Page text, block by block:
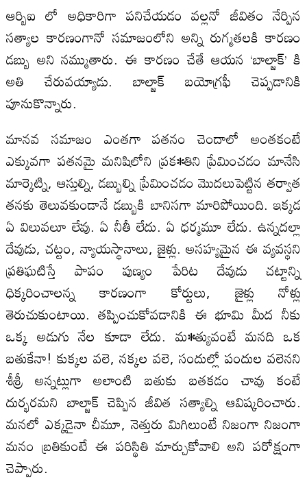
ఆర్బిఐ లో అధికారిగా పనిచేయడం వల్లనో జీవితం నేర్పిన
సత్యాల కారణంగానో సమాజంలోని అన్ని రుగ్మతలకి కారణం
డబ్బు అని నమ్ముతారు. ఈ కారణం చేతే ఆయన ‘బాల్జాక్’ కి
అతి చేరువయ్యాడు. బాల్జాక్ బయోగ్రఫీ చెప్పడానికి
పూనుకొన్నారు.
మానవ సమాజం ఎంతగా పతనం చెందాలో అంతకంటే
ఎక్కువగా పతనమై మనిషిలోని ప్రక•తిని ప్రేమించడం మానేసి
మార్కెట్ని, ఆస్తుల్ని, డబ్బుల్ని ప్రేమించడం మొదలుపెట్టిన తర్వాత
తనకు తెలువకుండానే డబ్బుకి బానిసగా మారిపోయింది. ఇక్కడ
ఏ విలువలూ లేవు. ఏ నీతీ లేదు. ఏ ధర్మమూ లేదు. ఉన్నదల్లా
దేవుడు, చట్టం, న్యాయస్థానాలు, జైళ్లు. అసహ్యమైన ఈ వ్యవస్థని
ప్రతిఘటిస్తే పాపం పుణ్యం పేరిట దేవుడు చట్టాన్ని
ధిక్కరించాలన్న కారణంగా కోర్టులు, జైళ్లు నోళ్లు
తెరుచుకుంటాయి. తప్పించుకోవడానికి ఈ భూమి మీద నీకు
ఒక్క అడుగు నేల కూడా లేదు. మ•త్యువంటే మనది ఒక
బతుకేనా! కుక్కల వలె, నక్కల వలె, సందుల్లో పందుల వలెనని
శీశ్రీ అన్నట్లుగా అలాంటి బతుకు బతకడం చావు కంటే
దుర్భరమని బాల్జాక్ చెప్పిన జీవిత సత్యాల్ని ఆవిష్కరించారు.
మనలో ఎక్కడైనా చీమూ, నెత్తురు మిగిలుంటే నిజంగా నిజంగా
మనం బ్రతికుంటే ఈ పరిస్థితి మార్చుకోవాలి అని పరోక్షంగా
చెప్పారు.